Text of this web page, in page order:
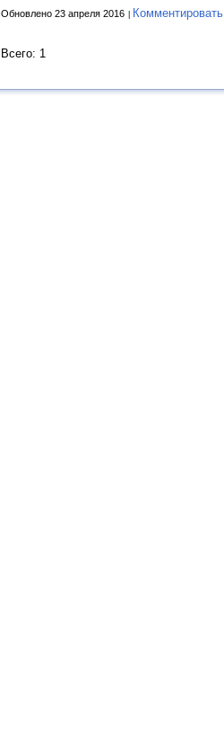
Обновлено 23 апреля 2016 Комментировать
Всего: 1